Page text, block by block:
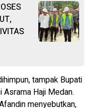
tampak Bupati
Haji Medan.
menyebutkan,